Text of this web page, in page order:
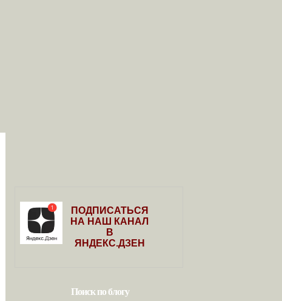
ПОДПИСАТЬСЯ
НА НАШ КАНАЛ
В
ЯНДЕКС.ДЗЕН
Поиск по блогу